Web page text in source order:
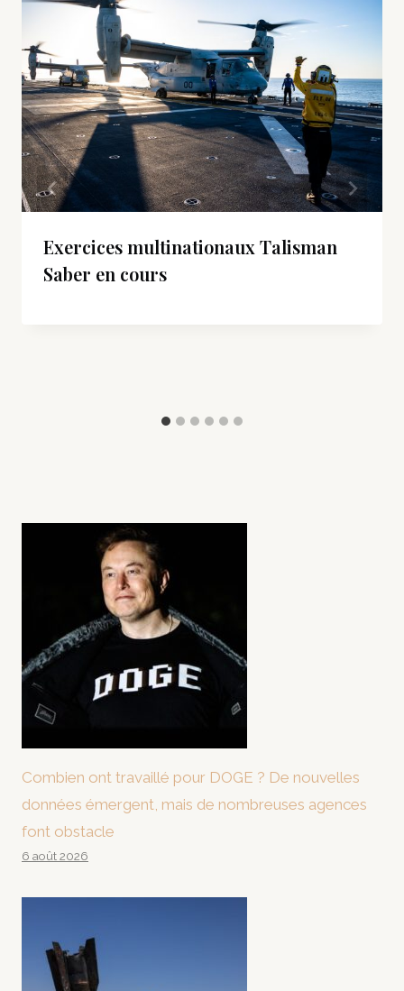
Exercices multinationaux Talisman
Saber en cours
Combien ont travaillé pour DOGE ? De nouvelles
données émergent, mais de nombreuses agences
font obstacle
6 août 2026